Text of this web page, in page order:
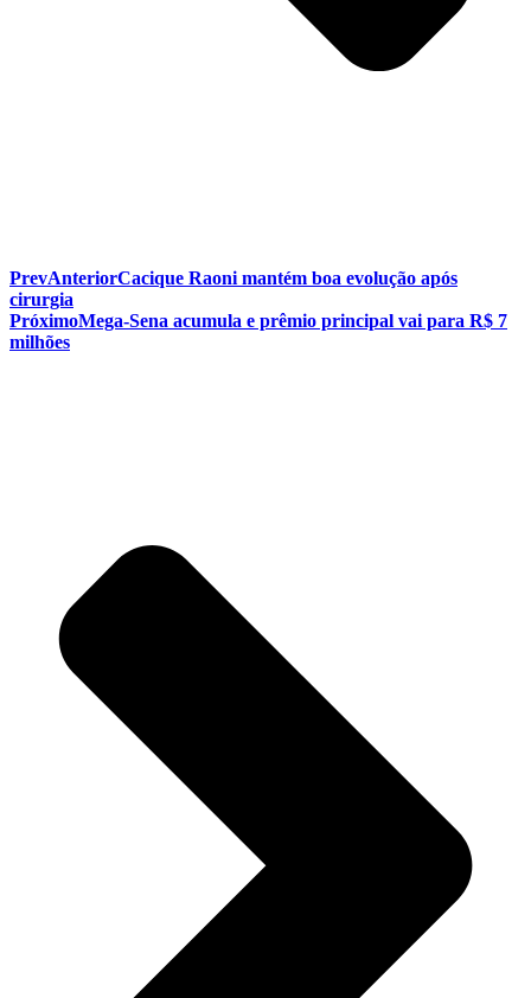
PrevAnteriorCacique Raoni mantém boa evolução após
cirurgia
PróximoMega-Sena acumula e prêmio principal vai para R$ 7
milhões